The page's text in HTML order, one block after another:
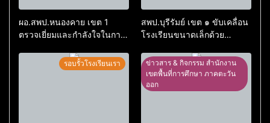
ผอ.สพป.หนองคาย เขต 1
ตรวจเยี่ยมและกำลังใจในการ
อนุบาลอรุณรังษี
สพป.บุรีรัมย์ เขต ๑ ขับเคลื่อน
โรงเรียนขนาดเล็กด้วย
ประดิษฐ์
รอบรั้วโรงเรียนเรา
ข่าวสาร & กิจกรรม สำนักงาน
เขตพื้นที่การศึกษา ภาคตะวัน
ออก